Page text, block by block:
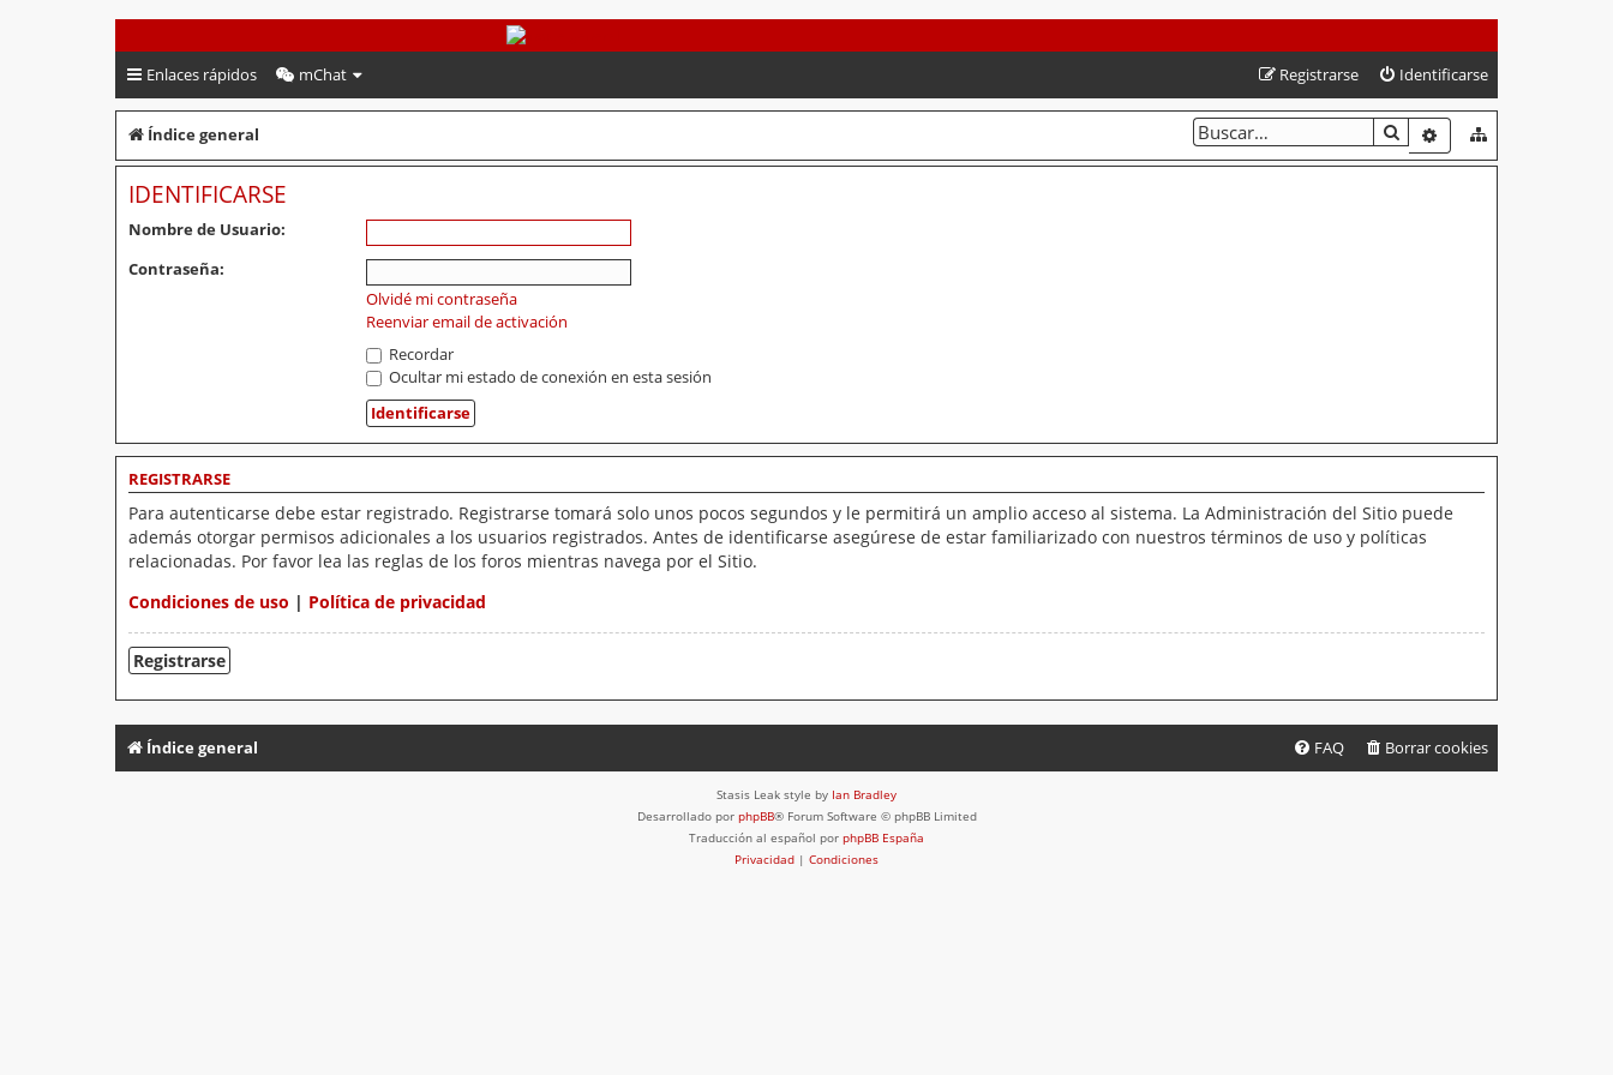
PeruVoley.com
Enlaces rápidos mChat Identificarse
Registrarse
Índice general BUSCARBÚSQUEDA
IDENTIFICARSE
Nombre de Usuario:
Contraseña:
Olvidé mi contraseña
Reenviar email de activación
Recordar
Ocultar mi estado de conexión en esta sesión
REGISTRARSE
Para autenticarse debe estar registrado. Registrarse tomará solo unos pocos segundos y le permitirá un amplio acceso al sistema. La Administración del Sitio puede
además otorgar permisos adicionales a los usuarios registrados. Antes de identificarse asegúrese de estar familiarizado con nuestros términos de uso y políticas
relacionadas. Por favor lea las reglas de los foros mientras navega por el Sitio.
Condiciones de uso | Política de privacidad
Registrarse
Índice general Borrar cookies
FAQ
Stasis Leak style by Ian Bradley
Desarrollado por phpBB® Forum Software © phpBB Limited
Traducción al español por phpBB España
Privacidad | Condiciones